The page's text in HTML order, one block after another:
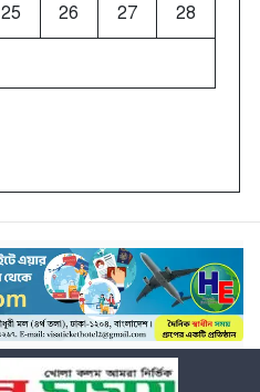
25 26 27 28